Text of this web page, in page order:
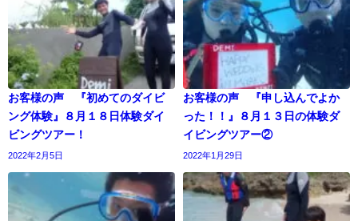
お客様の声 『初めてのダイビ
ング体験』８月１８日体験ダイ
ビングツアー！
2022年2月5日
お客様の声 『申し込んでよか
った！！』８月１３日の体験ダ
イビングツアー②
2022年1月29日